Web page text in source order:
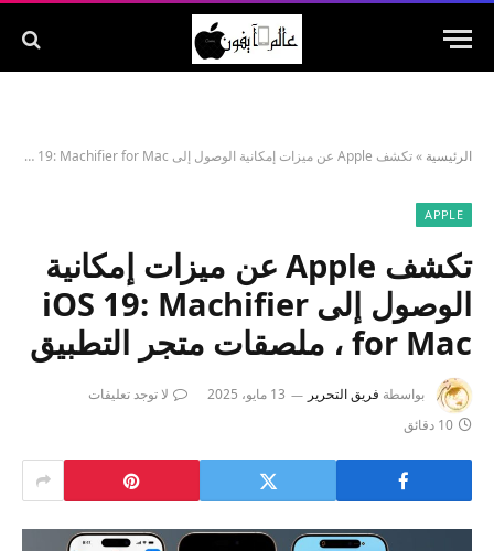
الرئيسية »تكشف Apple عن ميزات إمكانية الوصول إلى iOS 19: Machifier for Mac ، ملصقات متجر التطبيق
APPLE
تكشف Apple عن ميزات إمكانية
الوصول إلى iOS 19: Machifier
for Mac ، ملصقات متجر التطبيق
بواسطة فريق التحرير 13 مايو، 2025
لا توجد تعليقات
10 دقائق